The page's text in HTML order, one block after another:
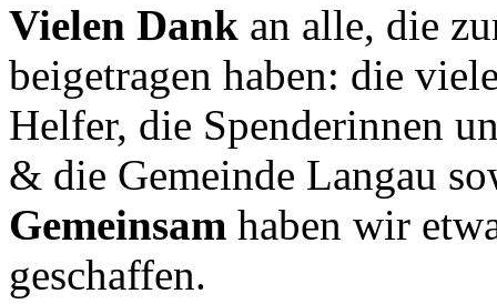
Vielen Dank an alle, die
beigetragen haben: die
Helfer, die Spenderinnen
& die Gemeinde Langau
Gemeinsam haben wir
geschaffen.